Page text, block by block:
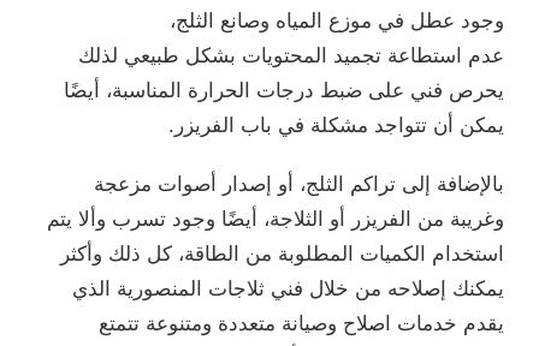
وجود عطل في موزع المياه وصانع الثلج،
عدم استطاعة تجميد المحتويات بشكل طبيعي لذلك
يحرص فني على ضبط درجات الحرارة المناسبة، أيضًا
يمكن أن تتواجد مشكلة في باب الفريزر.
بالإضافة إلى تراكم الثلج، أو إصدار أصوات مزعجة
وغريبة من الفريزر أو الثلاجة، أيضًا وجود تسرب وألا يتم
استخدام الكميات المطلوبة من الطاقة، كل ذلك وأكثر
يمكنك إصلاحه من خلال فني ثلاجات المنصورية الذي
يقدم خدمات اصلاح وصيانة متعددة ومتنوعة تتمتع